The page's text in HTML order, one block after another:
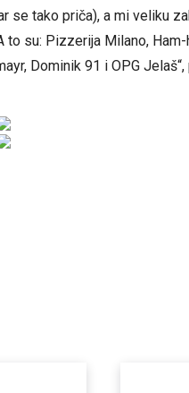
se tako priča), a mi veliku
su: Pizzerija Milano,
Dominik 91 i OPG